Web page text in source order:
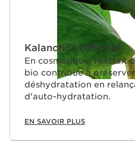
Kalanchoé officinal
En cosmétique, l’extrait
bio contribue à
déshydratation en
d'auto-hydratation.
EN SAVOIR PLUS